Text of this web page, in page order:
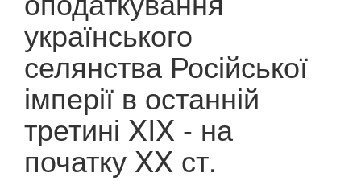
українського
селянства Російської
імперії в останній
третині XIX - на
початку XX ст.